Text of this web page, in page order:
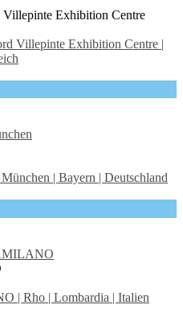
Villepinte Exhibition Centre